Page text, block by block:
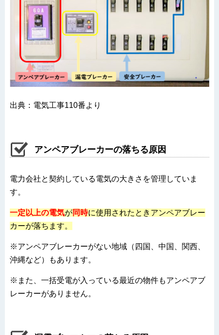
出典：電気工事110番より
アンペアブレーカーの落ちる原因
電力会社と契約している電気の大きさを管理していま
す。
一定以上の電気が同時に使用されたときアンペアブレー
カーが落ちます。
※アンペアブレーカーがない地域（四国、中国、関西、
沖縄など）もあります。
※また、一括受電が入っている最近の物件もアンペアブ
レーカーがありません。